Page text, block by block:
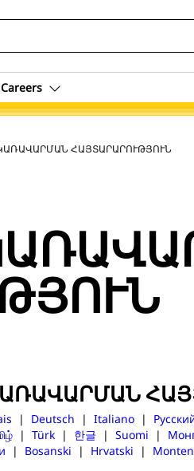
Careers
ՀԱՅՏԱՐԱՐՈՒԹՅՈՒՆ
| Deutsch | Italiano|
| Türk| 한글 | Suomi |
| Bosanski | Hrvatski |